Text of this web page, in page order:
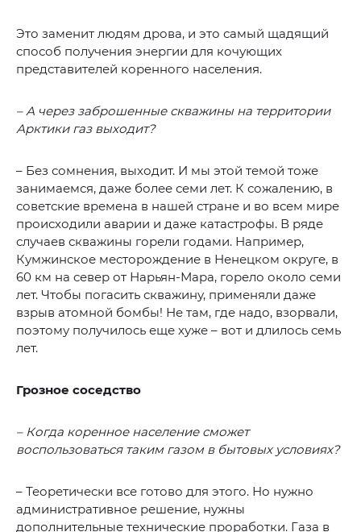
Это заменит людям дрова, и это самый щадящий
способ получения энергии для кочующих
представителей коренного населения.
– А через заброшенные скважины на территории
Арктики газ выходит?
– Без сомнения, выходит. И мы этой темой тоже
занимаемся, даже более семи лет. К сожалению, в
советские времена в нашей стране и во всем мире
происходили аварии и даже катастрофы. В ряде
случаев скважины горели годами. Например,
Кумжинское месторождение в Ненецком округе, в
60 км на север от Нарьян-Мара, горело около семи
лет. Чтобы погасить скважину, применяли даже
взрыв атомной бомбы! Не там, где надо, взорвали,
поэтому получилось еще хуже – вот и длилось семь
лет.
Грозное соседство
– Когда коренное население сможет
воспользоваться таким газом в бытовых условиях?
– Теоретически все готово для этого. Но нужно
административное решение, нужны
дополнительные технические проработки. Газа в